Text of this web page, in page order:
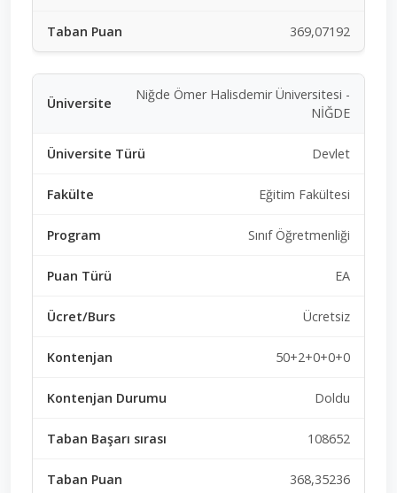
369,07192
Niğde Ömer Halisdemir Üniversitesi -
NİĞDE
Devlet
Eğitim Fakültesi
Sınıf Öğretmenliği
EA
Ücretsiz
50+2+0+0+0
Doldu
108652
368,35236